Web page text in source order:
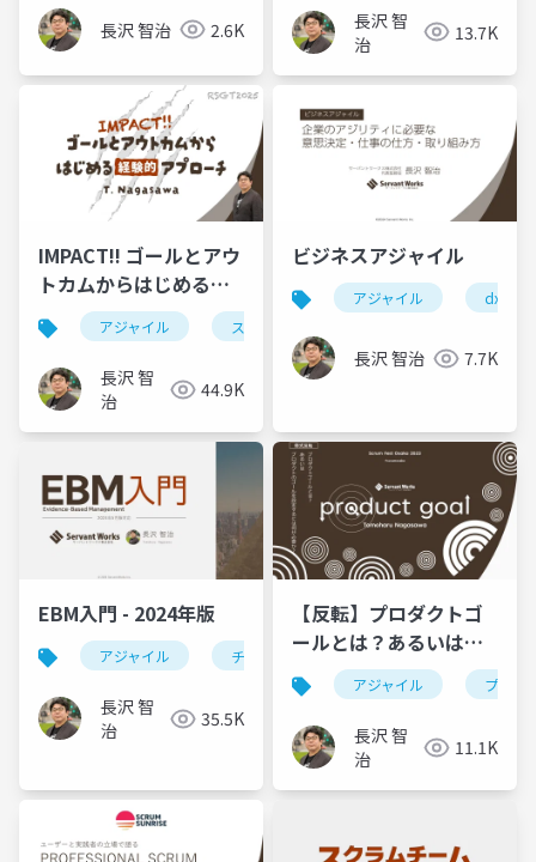
長沢 智治 2.6K
長沢 智
治
13.7K
IMPACT!! ゴールとアウ
トカムからはじめる経
験的アプローチ
#RSGT2025
アジャイル スクラム
長沢 智
治
44.9K
ビジネスアジャイル
アジャイル dx
長沢 智治 7.7K
EBM入門 - 2024年版
アジャイル チーム開発 agile ebm
長沢 智
治
35.5K
【反転】プロダクトゴ
ールとは？あるいはプ
ロダクトのゴールを設
定するには何が必要
か？
アジャイル プロダ
長沢 智
治
11.1K